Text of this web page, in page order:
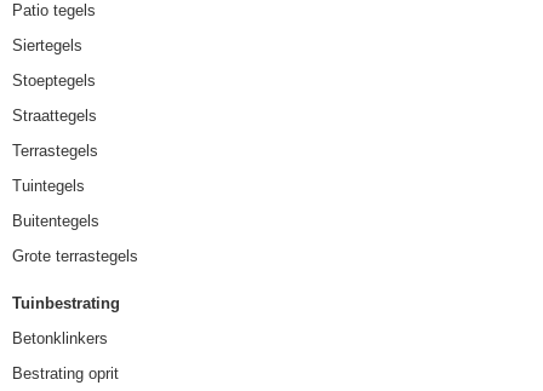
Patio tegels
Siertegels
Stoeptegels
Straattegels
Terrastegels
Tuintegels
Buitentegels
Grote terrastegels
Tuinbestrating
Betonklinkers
Bestrating oprit